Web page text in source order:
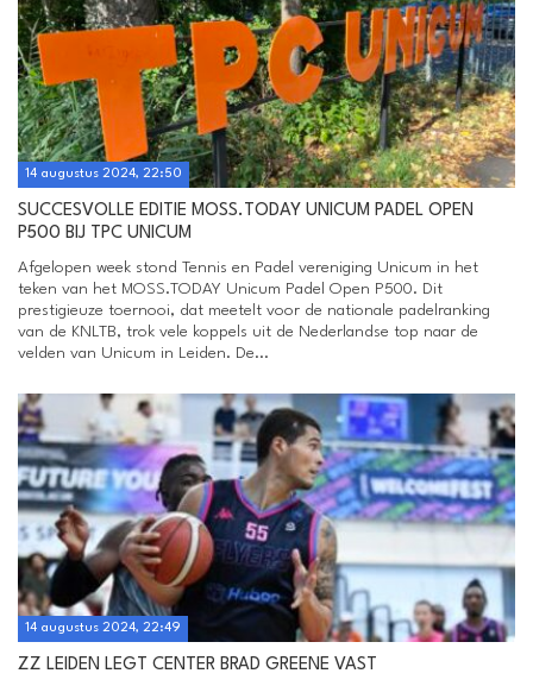
14 augustus 2024, 22:50
SUCCESVOLLE EDITIE MOSS.TODAY UNICUM PADEL OPEN
P500 BIJ TPC UNICUM
Afgelopen week stond Tennis en Padel vereniging Unicum in het
teken van het MOSS.TODAY Unicum Padel Open P500. Dit
prestigieuze toernooi, dat meetelt voor de nationale padelranking
van de KNLTB, trok vele koppels uit de Nederlandse top naar de
velden van Unicum in Leiden. De...
14 augustus 2024, 22:49
ZZ LEIDEN LEGT CENTER BRAD GREENE VAST